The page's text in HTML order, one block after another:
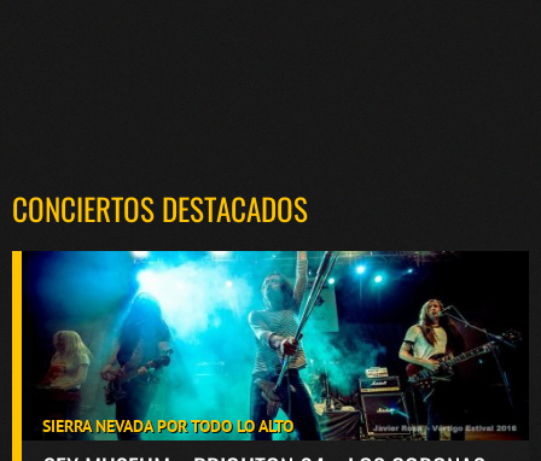
CONCIERTOS DESTACADOS
SIERRA NEVADA POR TODO LO ALTO